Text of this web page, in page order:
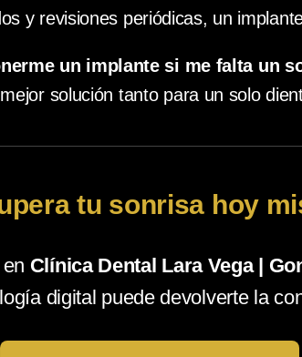
y revisiones periódicas, un
un implante si me falta un
solución tanto para un solo
tu sonrisa hoy
Clínica Dental Lara Vega |
digital puede devolverte la